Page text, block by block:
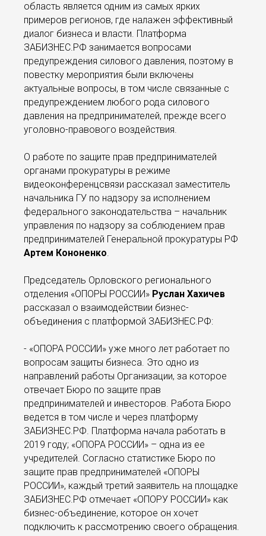
область является одним из самых ярких
примеров регионов, где налажен эффективный
диалог бизнеса и власти. Платформа
ЗАБИЗНЕС.РФ занимается вопросами
предупреждения силового давления, поэтому в
повестку мероприятия были включены
актуальные вопросы, в том числе связанные с
предупреждением любого рода силового
давления на предпринимателей, прежде всего
уголовно-правового воздействия.
О работе по защите прав предпринимателей
органами прокуратуры в режиме
видеоконференцсвязи рассказал заместитель
начальника ГУ по надзору за исполнением
федерального законодательства – начальник
управления по надзору за соблюдением прав
предпринимателей Генеральной прокуратуры РФ
Артем Кононенко.
Председатель Орловского регионального
отделения «ОПОРЫ РОССИИ» Руслан Хахичев
рассказал о взаимодействии бизнес-
объединения с платформой ЗАБИЗНЕС.РФ:
- «ОПОРА РОССИИ» уже много лет работает по
вопросам защиты бизнеса. Это одно из
направлений работы Организации, за которое
отвечает Бюро по защите прав
предпринимателей и инвесторов. Работа Бюро
ведется в том числе и через платформу
ЗАБИЗНЕС.РФ. Платформа начала работать в
2019 году; «ОПОРА РОССИИ» – одна из ее
учредителей. Согласно статистике Бюро по
защите прав предпринимателей «ОПОРЫ
РОССИИ», каждый третий заявитель на площадке
ЗАБИЗНЕС.РФ отмечает «ОПОРУ РОССИИ» как
бизнес-объединение, которое он хочет
подключить к рассмотрению своего обращения.